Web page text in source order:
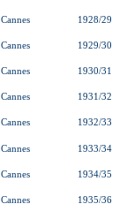
Cannes 1928/29
Cannes 1929/30
Cannes 1930/31
Cannes 1931/32
Cannes 1932/33
Cannes 1933/34
Cannes 1934/35
Cannes 1935/36